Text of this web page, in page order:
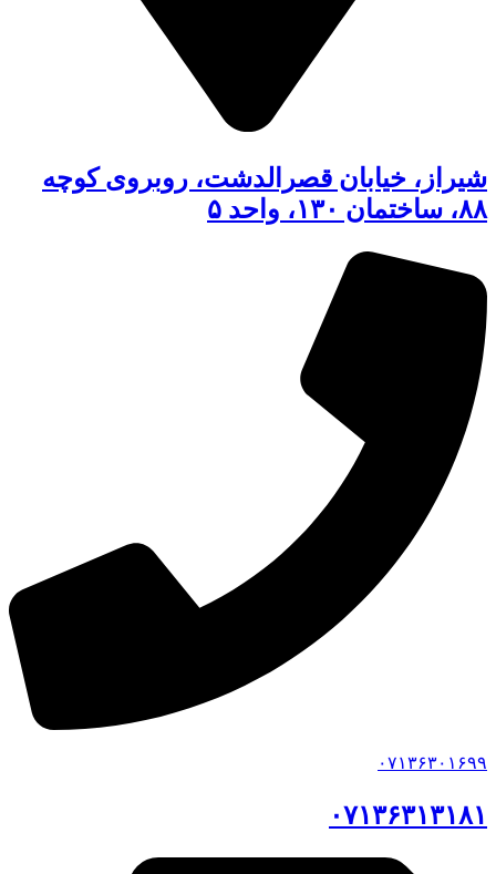
شیراز، خیابان قصرالدشت، روبروی کوچه
۸۸، ساختمان ۱۳۰، واحد ۵​
۰۷۱۳۶۳۰۱۶۹۹
۰۷۱۳۶۳۱۳۱۸۱